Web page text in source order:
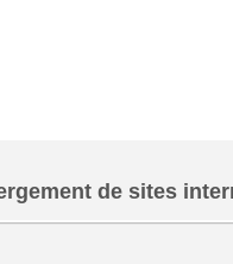
de sites